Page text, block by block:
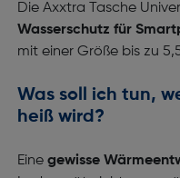
Die Axxtra Tasche
Wasserschutz für
mit einer Größe bis zu
Was soll ich tun,
heiß wird?
Eine gewisse